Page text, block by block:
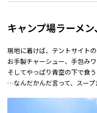
キャンプ場ラーメン
現地に着けば、テントサイト
お手製チャーシュー、手包み
そしてやっぱり青空の下で食う
…なんだかんだ言って、スープ